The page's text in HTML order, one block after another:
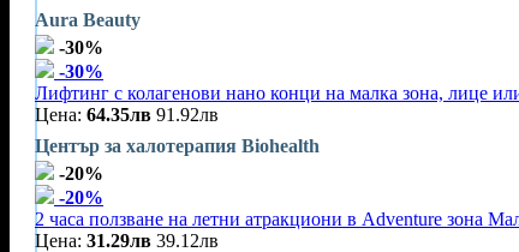
Aura Beauty
-30%
-30%
Лифтинг с колагенови нано конци на малка зона, лице
Цена: 64.35лв 91.92лв
Център за халотерапия Biohealth
-20%
-20%
2 часа ползване на летни атракциони в Adventure зона
Цена: 31.29лв 39.12лв